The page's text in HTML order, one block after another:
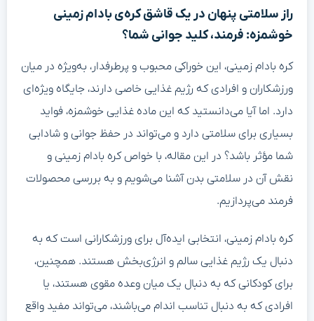
راز سلامتی پنهان در یک قاشق کره‌ی بادام زمینی
خوشمزه: فرمند، کلید جوانی شما؟
کره بادام زمینی، این خوراکی محبوب و پرطرفدار، به‌ویژه در میان
ورزشکاران و افرادی که رژیم غذایی خاصی دارند، جایگاه ویژه‌ای
دارد. اما آیا می‌دانستید که این ماده غذایی خوشمزه، فواید
بسیاری برای سلامتی دارد و می‌تواند در حفظ جوانی و شادابی
شما مؤثر باشد؟ در این مقاله، با خواص کره بادام زمینی و
نقش آن در سلامتی بدن آشنا می‌شویم و به بررسی محصولات
فرمند می‌پردازیم.
کره بادام زمینی، انتخابی ایده‌آل برای ورزشکارانی است که به
دنبال یک رژیم غذایی سالم و انرژی‌بخش هستند. همچنین،
برای کودکانی که به دنبال یک میان وعده مقوی هستند، یا
افرادی که به دنبال تناسب اندام می‌باشند، می‌تواند مفید واقع